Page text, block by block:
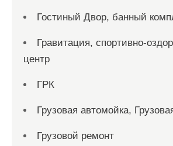
Гостиный Двор, банный
Гравитация, спортивно-
центр
ГРК
Грузовая автомойка,
Грузовой ремонт